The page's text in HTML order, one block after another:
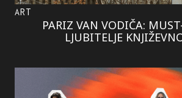
ART
PARIZ VAN VODIČA:
LJUBITELJE